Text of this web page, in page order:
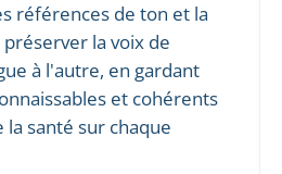
références de ton et la
la voix de
à l'autre, en gardant
et cohérents
la santé sur chaque